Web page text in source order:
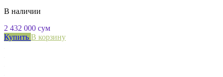
В наличии
2 432 000 сум
Купить В корзину